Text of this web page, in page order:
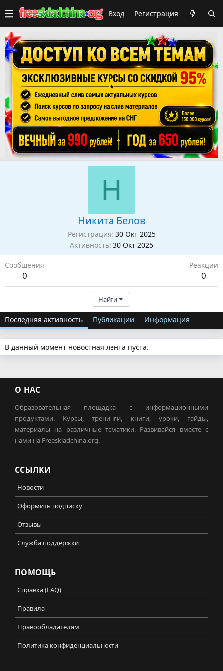
Вход Регистрация
Н
Никита Белов
Регистрация 30 Окт 2025
Активность 30 Окт 2025
Сообщения
0
Реакции
0
Найти
Последняя активность Публикации Информация
В данный момент новостная лента пуста.
О НАС
Образовательная площадка с информационными
продуктами. Курсы, тренинги, книги, уроки, гайды,
материалы на различные тематики. Развивайся вместе с
нами на Freeskladchina.org.
ССЫЛКИ
Новости
Оформить подписку
Отзывы
Служба поддержки
ПОМОЩЬ
Справка (FAQ)
Правила
Правообладателям
Политика конфиденциальности